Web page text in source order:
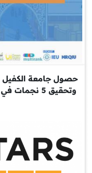
وتحقيق 5 نجمات في اربعة مجالات مختلفة للتقييم (